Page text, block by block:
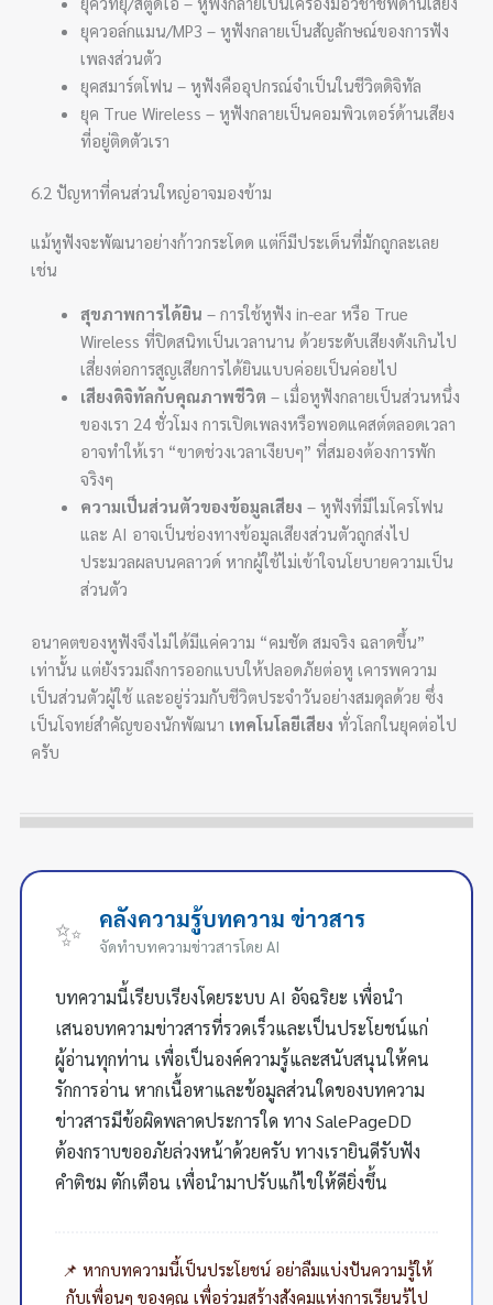
ยุควอล์กแมน/MP3 – หูฟังกลายเป็นสัญลักษณ์ของการฟัง
เพลงส่วนตัว
ยุคสมาร์ตโฟน – หูฟังคืออุปกรณ์จำเป็นในชีวิตดิจิทัล
ยุค True Wireless – หูฟังกลายเป็นคอมพิวเตอร์ด้านเสียง
ที่อยู่ติดตัวเรา
6.2 ปัญหาที่คนส่วนใหญ่อาจมองข้าม
แม้หูฟังจะพัฒนาอย่างก้าวกระโดด แต่ก็มีประเด็นที่มักถูกละเลย
เช่น
สุขภาพการได้ยิน – การใช้หูฟัง in-ear หรือ True
Wireless ที่ปิดสนิทเป็นเวลานาน ด้วยระดับเสียงดังเกินไป
เสี่ยงต่อการสูญเสียการได้ยินแบบค่อยเป็นค่อยไป
เสียงดิจิทัลกับคุณภาพชีวิต – เมื่อหูฟังกลายเป็นส่วนหนึ่ง
ของเรา 24 ชั่วโมง การเปิดเพลงหรือพอดแคสต์ตลอดเวลา
อาจทำให้เรา “ขาดช่วงเวลาเงียบๆ” ที่สมองต้องการพัก
จริงๆ
ความเป็นส่วนตัวของข้อมูลเสียง – หูฟังที่มีไมโครโฟน
และ AI อาจเป็นช่องทางข้อมูลเสียงส่วนตัวถูกส่งไป
ประมวลผลบนคลาวด์ หากผู้ใช้ไม่เข้าใจนโยบายความเป็น
ส่วนตัว
อนาคตของหูฟังจึงไม่ได้มีแค่ความ “คมชัด สมจริง ฉลาดขึ้น”
เท่านั้น แต่ยังรวมถึงการออกแบบให้ปลอดภัยต่อหู เคารพความ
เป็นส่วนตัวผู้ใช้ และอยู่ร่วมกับชีวิตประจำวันอย่างสมดุลด้วย ซึ่ง
เป็นโจทย์สำคัญของนักพัฒนา เทคโนโลยีเสียง ทั่วโลกในยุคต่อไป
ครับ
✨ คลังความรู้บทความ ข่าวสาร
จัดทำบทความข่าวสารโดย AI
บทความนี้เรียบเรียงโดยระบบ AI อัจฉริยะ เพื่อนำ
เสนอบทความข่าวสารที่รวดเร็วและเป็นประโยชน์แก่
ผู้อ่านทุกท่าน เพื่อเป็นองค์ความรู้และสนับสนุนให้คน
รักการอ่าน หากเนื้อหาและข้อมูลส่วนใดของบทความ
ข่าวสารมีข้อผิดพลาดประการใด ทาง SalePageDD
ต้องกราบขออภัยล่วงหน้าด้วยครับ ทางเรายินดีรับฟัง
คำติชม ตักเตือน เพื่อนำมาปรับแก้ไขให้ดียิ่งขึ้น
📌 หากบทความนี้เป็นประโยชน์ อย่าลืมแบ่งปันความรู้ให้
กับเพื่อนๆ ของคุณ เพื่อร่วมสร้างสังคมแห่งการเรียนรู้ไป